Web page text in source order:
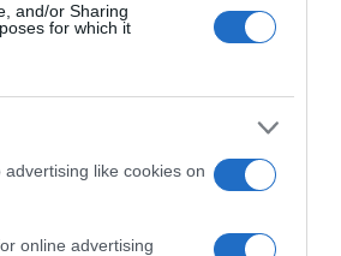
and/or Sharing
for which it
like cookies on
online advertising
sito o